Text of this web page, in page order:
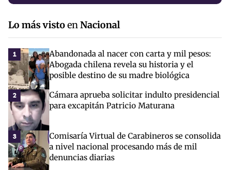
Lo más vistoenNacional
1
Abandonada al nacer con carta y mil pesos:
Abogada chilena revela su historia y el
posible destino de su madre biológica
2
Cámara aprueba solicitar indulto presidencial
para excapitán Patricio Maturana
3
Comisaría Virtual de Carabineros se consolida
a nivel nacional procesando más de mil
denuncias diarias